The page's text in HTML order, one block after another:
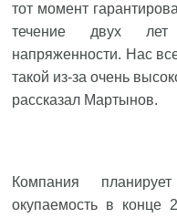
тот момент
течение двух лет
напряженности. Нас
такой из-за очень
рассказал Мартынов.
Компания
окупаемость в конце